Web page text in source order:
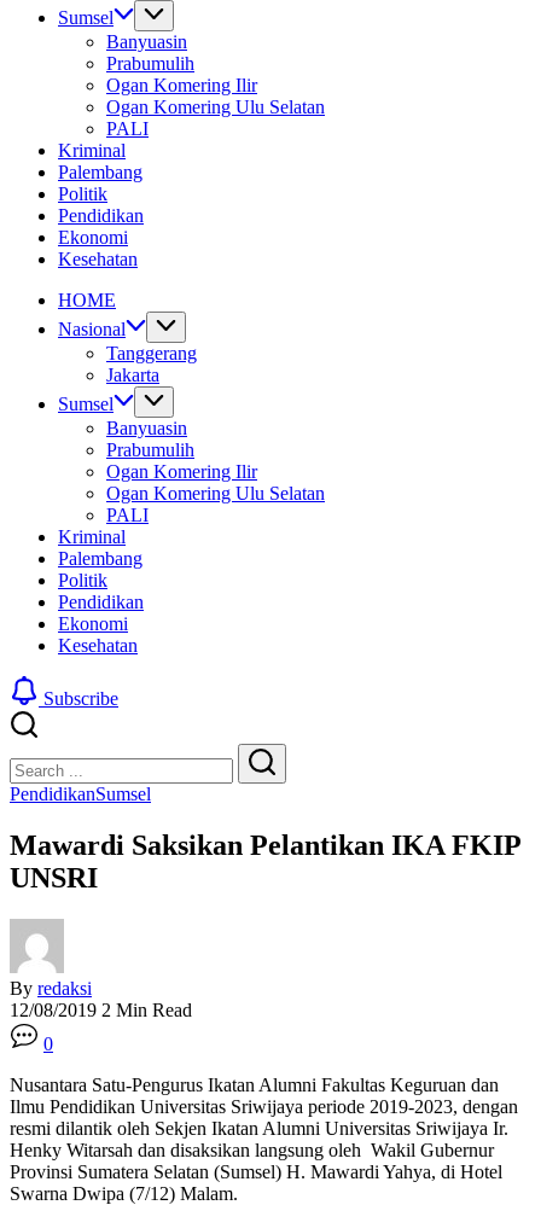
Sumsel
Banyuasin
Prabumulih
Ogan Komering Ilir
Ogan Komering Ulu Selatan
PALI
Kriminal
Palembang
Politik
Pendidikan
Ekonomi
Kesehatan
HOME
Nasional
Tanggerang
Jakarta
Sumsel
Banyuasin
Prabumulih
Ogan Komering Ilir
Ogan Komering Ulu Selatan
PALI
Kriminal
Palembang
Politik
Pendidikan
Ekonomi
Kesehatan
Subscribe
Search
Search
PendidikanSumsel
Mawardi Saksikan Pelantikan IKA FKIP
UNSRI
By redaksi
12/08/2019 2 Min Read
0
Nusantara Satu-Pengurus Ikatan Alumni Fakultas Keguruan dan
Ilmu Pendidikan Universitas Sriwijaya periode 2019-2023, dengan
resmi dilantik oleh Sekjen Ikatan Alumni Universitas Sriwijaya Ir.
Henky Witarsah dan disaksikan langsung oleh Wakil Gubernur
Provinsi Sumatera Selatan (Sumsel) H. Mawardi Yahya, di Hotel
Swarna Dwipa (7/12) Malam.